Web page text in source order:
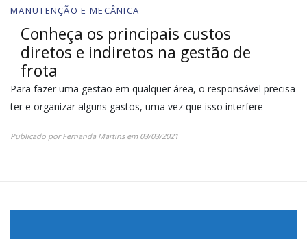
MANUTENÇÃO E MECÂNICA
Conheça os principais custos
diretos e indiretos na gestão de
frota
Para fazer uma gestão em qualquer área, o responsável precisa
ter e organizar alguns gastos, uma vez que isso interfere
Publicado porFernanda Martinsem 03/03/2021